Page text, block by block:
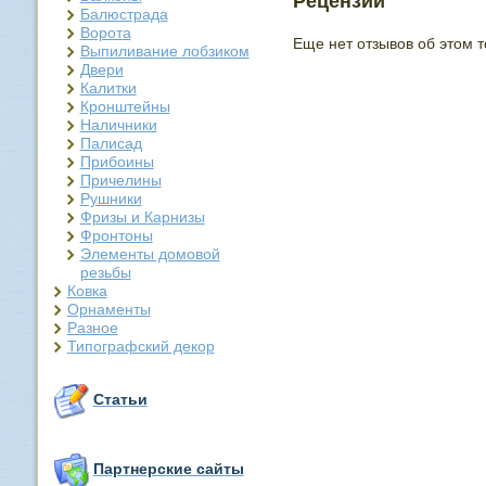
Балюстрада
Ворота
Выпиливание лобзиком
Двери
Калитки
Кронштейны
Наличники
Палисад
Прибоины
Причелины
Рушники
Фризы и Карнизы
Фронтоны
Элементы домовой
резьбы
Ковка
Орнаменты
Разное
Типографский декор
Статьи
Партнерские сайты
Еще нет отзывов об этом